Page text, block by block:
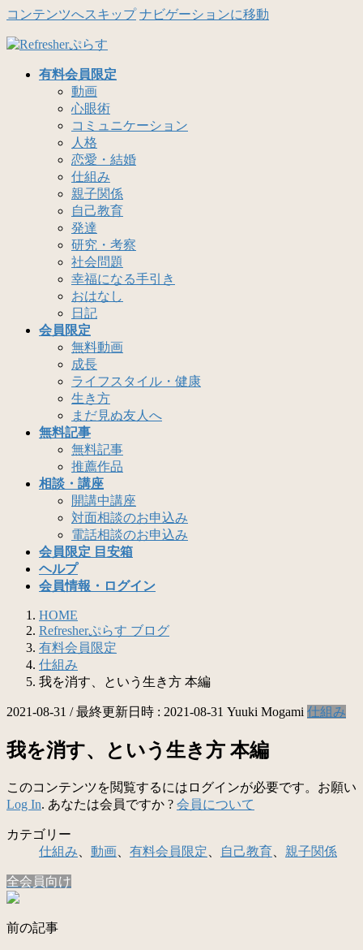
コンテンツへスキップ ナビゲーションに移動
有料会員限定
動画
心眼術
コミュニケーション
人格
恋愛・結婚
仕組み
親子関係
自己教育
発達
研究・考察
社会問題
幸福になる手引き
おはなし
日記
会員限定
無料動画
成長
ライフスタイル・健康
生き方
まだ見ぬ友人へ
無料記事
無料記事
推薦作品
相談・講座
開講中講座
対面相談のお申込み
電話相談のお申込み
会員限定 目安箱
ヘルプ
会員情報・ログイン
HOME
Refresherぷらす ブログ
有料会員限定
仕組み
我を消す、という生き方 本編
2021-08-31 / 最終更新日時 : 2021-08-31 Yuuki Mogami 仕組み
我を消す、という生き方 本編
このコンテンツを閲覧するにはログインが必要です。お願い
Log In. あなたは会員ですか ? 会員について
カテゴリー
仕組み
動画 有料会員限定 自己教育 親子関係
全会員向け
前の記事